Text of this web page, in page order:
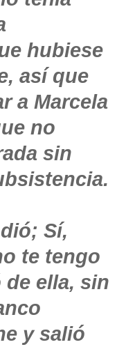
hubiese
así que
a Marcela
no
sin
Sí,
te tengo
de ella, sin
y salió